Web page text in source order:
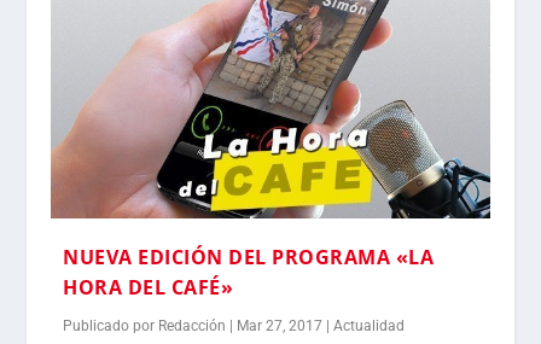
NUEVA EDICIÓN DEL PROGRAMA «LA
HORA DEL CAFÉ»
Publicado por Redacción Mar 27, 2017 |Actualidad